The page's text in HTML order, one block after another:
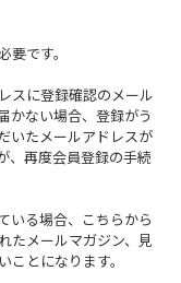
です。
スに登録確認のメール
かない場合、登録がう
いたメールアドレスが
、再度会員登録の手続
いる場合、こちらから
たメールマガジン、見
とになります。